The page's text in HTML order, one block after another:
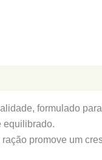
formulado
equilibrado.
promove um